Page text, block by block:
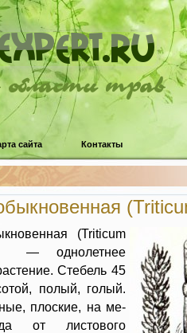
трав
сайта Контакты
(Triticum
— однолетнее
Сте­бель 45
полый, го­лый.
плоские, на ме­
от листового